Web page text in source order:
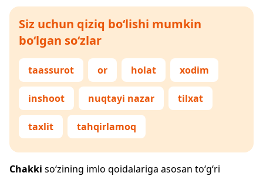
Siz uchun qiziq bo‘lishi mumkin
bo‘lgan so‘zlar
taassurot or holat xodim
inshoot nuqtayi nazar tilxat
taxlit tahqirlamoq
Chakki so‘zining imlo qoidalariga asosan to‘g‘ri